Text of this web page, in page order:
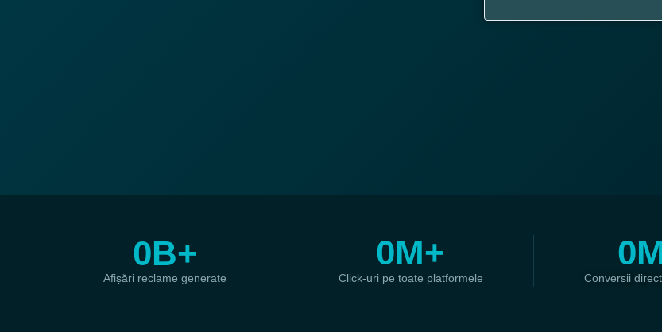
0B+
Afișări reclame generate
0M+
Click-uri pe toate platformele
0
Conversii